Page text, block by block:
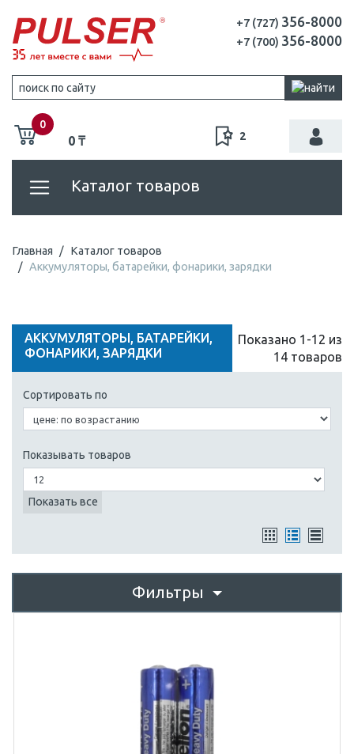
+7 (727) 356-8000
+7 (700) 356-8000
0
0 ₸ 2
Каталог товаров
Главная
Каталог товаров
Аккумуляторы, батарейки, фонарики, зарядки
АККУМУЛЯТОРЫ, БАТАРЕЙКИ,
ФОНАРИКИ, ЗАРЯДКИ
Показано 1-12 из
14 товаров
Сортировать по
Показывать товаров
Показать все
Фильтры